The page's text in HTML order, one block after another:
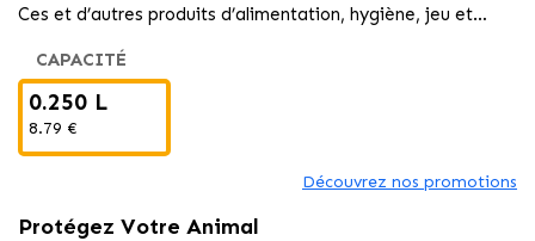
Ces et d’autres produits d’alimentation, hygiène, jeu et
CAPACITÉ
0.250 L
8.79 €
Découvrez nos promotions
Protégez Votre Animal